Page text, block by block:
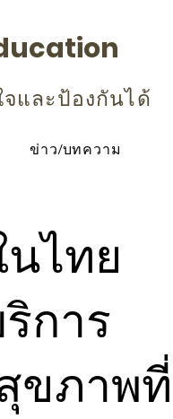
จและป้องกันได้
ข่าว/บทความ
ไทย
การ
ขภาพที่